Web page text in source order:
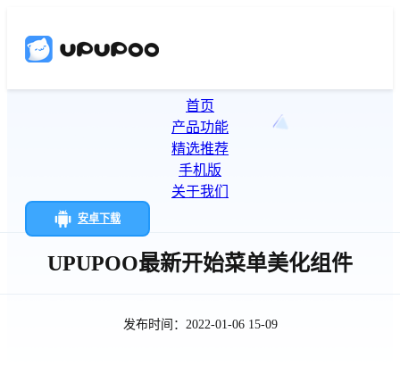
首页
产品功能
精选推荐
手机版
关于我们
安卓下载
UPUPOO最新开始菜单美化组件
发布时间：2022-01-06 15-09